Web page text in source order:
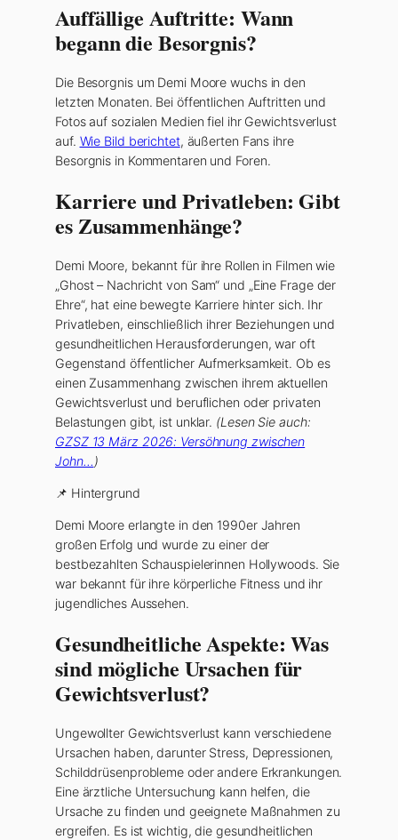
Auffällige Auftritte: Wann
begann die Besorgnis?
Die Besorgnis um Demi Moore wuchs in den
letzten Monaten. Bei öffentlichen Auftritten und
Fotos auf sozialen Medien fiel ihr Gewichtsverlust
auf. Wie Bild berichtet, äußerten Fans ihre
Besorgnis in Kommentaren und Foren.
Karriere und Privatleben: Gibt
es Zusammenhänge?
Demi Moore, bekannt für ihre Rollen in Filmen wie
„Ghost – Nachricht von Sam“ und „Eine Frage der
Ehre“, hat eine bewegte Karriere hinter sich. Ihr
Privatleben, einschließlich ihrer Beziehungen und
gesundheitlichen Herausforderungen, war oft
Gegenstand öffentlicher Aufmerksamkeit. Ob es
einen Zusammenhang zwischen ihrem aktuellen
Gewichtsverlust und beruflichen oder privaten
Belastungen gibt, ist unklar. (Lesen Sie auch:
GZSZ 13 März 2026: Versöhnung zwischen
John…)
📌 Hintergrund
Demi Moore erlangte in den 1990er Jahren
großen Erfolg und wurde zu einer der
bestbezahlten Schauspielerinnen Hollywoods. Sie
war bekannt für ihre körperliche Fitness und ihr
jugendliches Aussehen.
Gesundheitliche Aspekte: Was
sind mögliche Ursachen für
Gewichtsverlust?
Ungewollter Gewichtsverlust kann verschiedene
Ursachen haben, darunter Stress, Depressionen,
Schilddrüsenprobleme oder andere Erkrankungen.
Eine ärztliche Untersuchung kann helfen, die
Ursache zu finden und geeignete Maßnahmen zu
ergreifen. Es ist wichtig, die gesundheitlichen